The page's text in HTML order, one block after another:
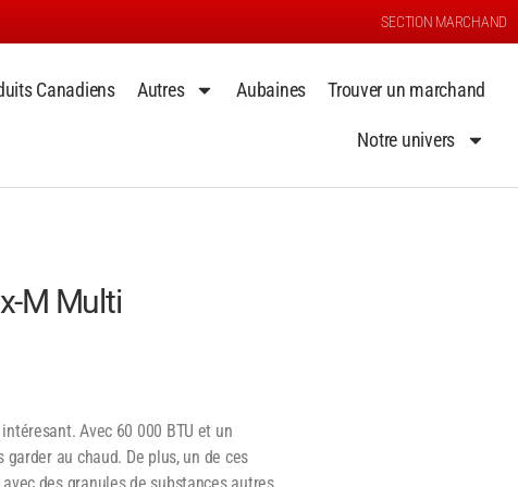
SECTION MARCHAND
Canadiens Autres Aubaines Trouver un marchand
Notre univers
M Multi
Avec 60 000 BTU et un
au chaud. De plus, un de ces